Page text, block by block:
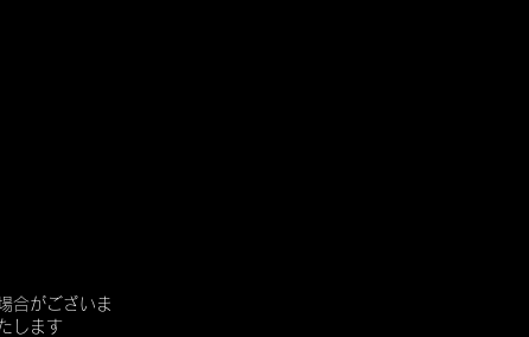
合がございま
します